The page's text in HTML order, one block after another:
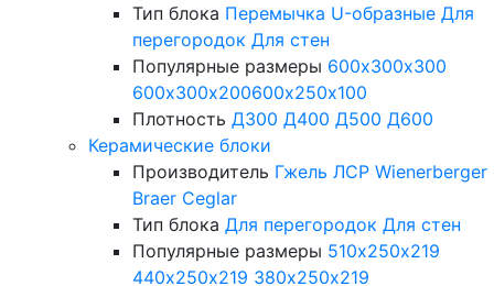
Тип блока Перемычка U-образные Для
перегородок Для стен
Популярные размеры 600х300х300
600х300х200600х250х100
Плотность Д300 Д400 Д500 Д600
Керамические блоки
Производитель Гжель ЛСР Wienerberger
Braer Ceglar
Тип блока Для перегородок Для стен
Популярные размеры 510х250х219
440х250х219 380х250х219